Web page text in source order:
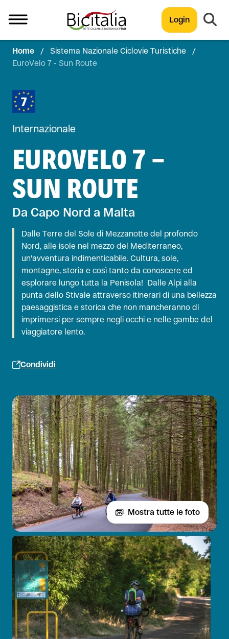
Login
TUTTO
Home / Sistema Nazionale Ciclovie Turistiche
/
EuroVelo 7 - Sun Route
Internazionale
EUROVELO 7 -
SUN ROUTE
Da Capo Nord a Malta
Dalle Terre del Sole di Mezzanotte del profondo
Nord, alle isole nel mezzo del Mediterraneo,
un'avventura indimenticabile. Cultura, sole,
montagne, storia e così tanto da conoscere ed
esplorare lungo tutta la Penisola! Dalle Alpi alla
punta dello Stivale attraverso itinerari di una bellezza
paesaggistica e storica che non mancheranno di
imprimersi per sempre negli occhi e nelle gambe del
viaggiatore lento.
Condividi
Mostra tutte le foto